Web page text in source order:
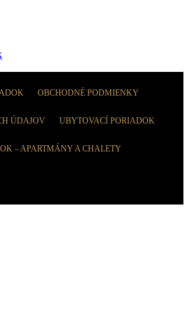
OBCHODNÉ PODMIENKY
ÚDAJOV UBYTOVACÍ PORIADOK
– APARTMÁNY A CHALETY